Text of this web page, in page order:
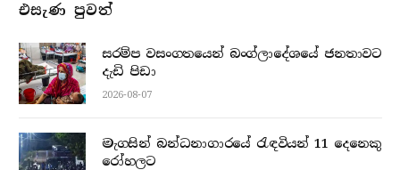
එසැණ පුව​ත්
සරම්ප වසංගතයෙන් බංග්ලාදේශයේ ජනතාවට
දැඩි පිඩා
2026-08-07
මැගසින් බන්ධනාගාරයේ රැඳවියන් 11 දෙනෙකු
රෝහලට